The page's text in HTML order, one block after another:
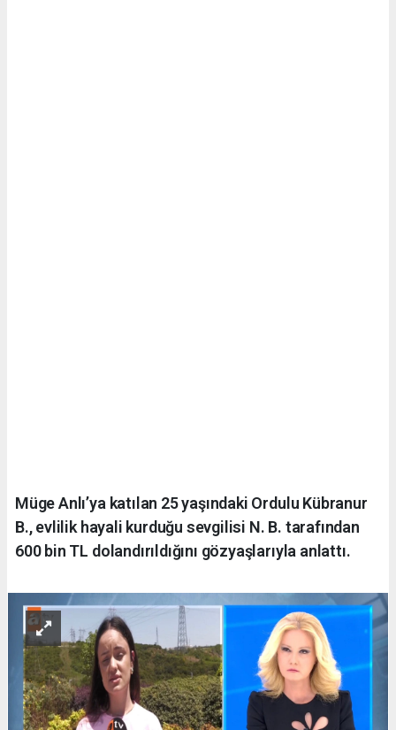
Müge Anlı’ya katılan 25 yaşındaki Ordulu Kübranur
B., evlilik hayali kurduğu sevgilisi N. B. tarafından
600 bin TL dolandırıldığını gözyaşlarıyla anlattı.